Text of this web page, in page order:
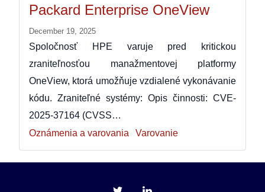
Packard Enterprise OneView
December 19, 2025
Spoločnosť HPE varuje pred kritickou
zraniteľnosťou manažmentovej platformy
OneView, ktorá umožňuje vzdialené vykonávanie
kódu. Zraniteľné systémy: Opis činnosti: CVE-
2025-37164 (CVSS…
Oznámenia a varovania
Varovanie